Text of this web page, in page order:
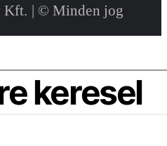
Kft. | © Minden jog